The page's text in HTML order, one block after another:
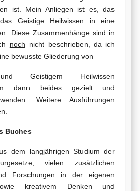
ist. Mein Anliegen ist es, das
Geistige Heilwissen in eine
Diese Zusammenhänge sind in
noch nicht beschrieben, da ich
bewusste Gliederung von
Geistigem Heilwissen
dann beides gezielt und
Weitere Ausführungen
Buches
dem langjährigen Studium der
vielen zusätzlichen
Forschungen in der eigenen
kreativem Denken und